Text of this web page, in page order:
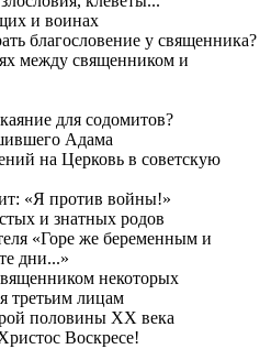
и воинах
благословение у священника?
между священником и
для содомитов?
Адама
на Церковь в советскую
«Я против войны!»
и знатных родов
«Горе же беременным и
дни...»
некоторых
третьим лицам
половины XX века
Воскресе!